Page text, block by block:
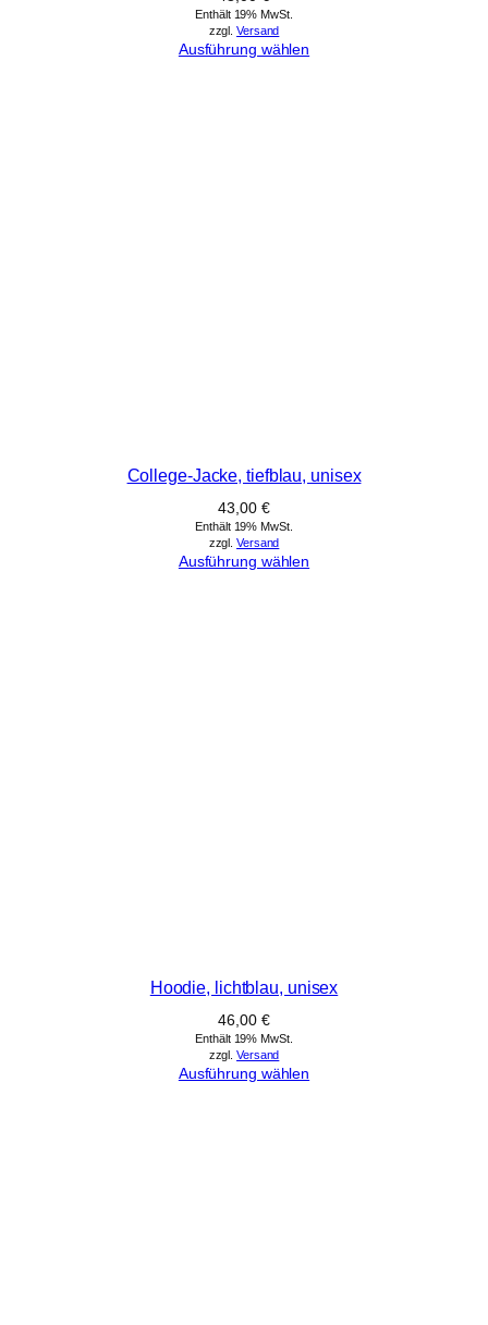
Enthält 19% MwSt.
zzgl.Versand
Ausführung wählen
College-Jacke, tiefblau, unisex
43,00 €
Enthält 19% MwSt.
zzgl.Versand
Ausführung wählen
Hoodie, lichtblau, unisex
46,00 €
Enthält 19% MwSt.
zzgl.Versand
Ausführung wählen